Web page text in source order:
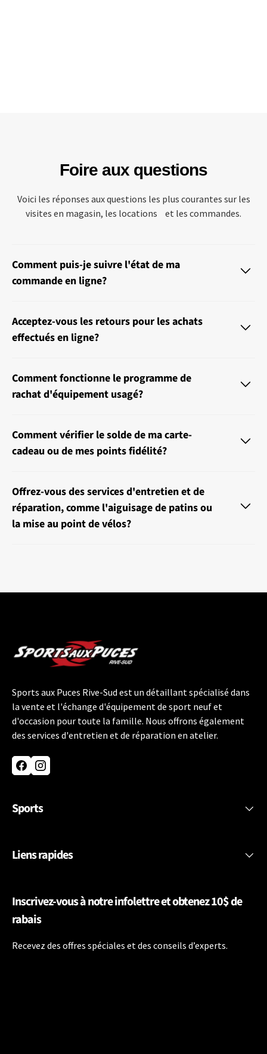
Foire aux questions
Voici les réponses aux questions les plus courantes sur les
visites en magasin, les locations et les commandes.
Comment puis-je suivre l'état de ma
commande en ligne?
Acceptez-vous les retours pour les achats
effectués en ligne?
Comment fonctionne le programme de
rachat d'équipement usagé?
Comment vérifier le solde de ma carte-
cadeau ou de mes points fidélité?
Offrez-vous des services d'entretien et de
réparation, comme l'aiguisage de patins ou
la mise au point de vélos?
Sports aux Puces Rive-Sud est un détaillant spécialisé dans
la vente et l'échange d'équipement de sport neuf et
d'occasion pour toute la famille. Nous offrons également
des services d'entretien et de réparation en atelier.
FacebookInstagram
Sports
Liens rapides
Inscrivez-vous à notre infolettre et obtenez 10$ de
rabais
Recevez des offres spéciales et des conseils d’experts.